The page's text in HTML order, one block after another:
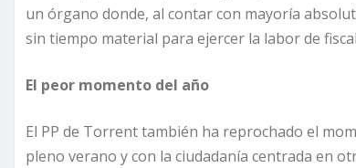
un órgano donde, al contar con mayoría
sin tiempo material para ejercer la labor de
El peor momento del año
El PP de Torrent también ha reprochado el
pleno verano y con la ciudadanía centrada en